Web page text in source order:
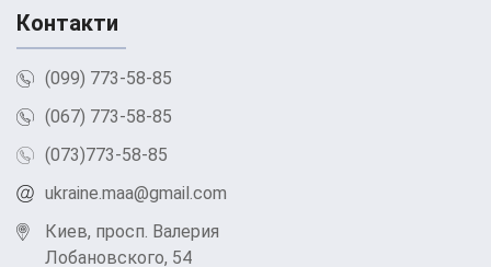
Контакти
(099) 773-58-85
(067) 773-58-85
(073)773-58-85
ukraine.maa@gmail.com
Киев, просп. Валерия
Лобановского, 54